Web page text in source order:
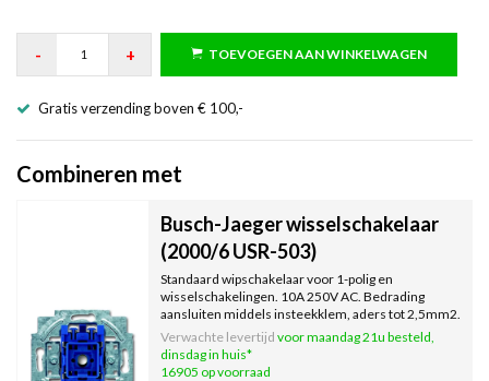
- + TOEVOEGEN AAN WINKELWAGEN
Gratis verzending boven € 100,-
Combineren met
Busch-Jaeger wisselschakelaar
(2000/6 USR-503)
Standaard wipschakelaar voor 1-polig en
wisselschakelingen. 10A 250V AC. Bedrading
aansluiten middels insteekklem, aders tot 2,5mm2.
Afdekken met schakelwip en afdekraam. Zonder
spreidklemmen.
Verwachte levertijd voor maandag 21u besteld,
dinsdag in huis*
16905 op voorraad